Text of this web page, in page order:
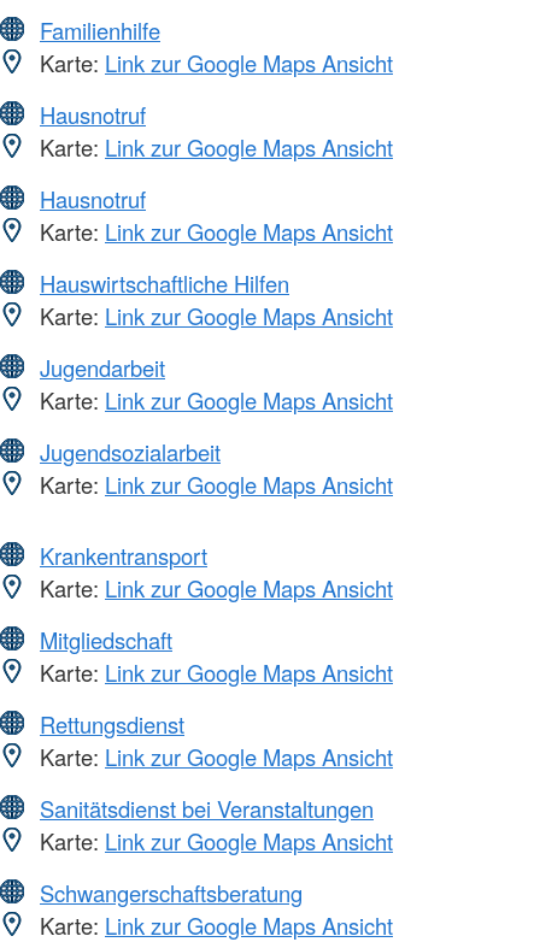
Familienhilfe
Karte: Link zur Google Maps Ansicht
Hausnotruf
Karte: Link zur Google Maps Ansicht
Hausnotruf
Karte: Link zur Google Maps Ansicht
Hauswirtschaftliche Hilfen
Karte: Link zur Google Maps Ansicht
Jugendarbeit
Karte: Link zur Google Maps Ansicht
Jugendsozialarbeit
Karte: Link zur Google Maps Ansicht
Krankentransport
Karte: Link zur Google Maps Ansicht
Mitgliedschaft
Karte: Link zur Google Maps Ansicht
Rettungsdienst
Karte: Link zur Google Maps Ansicht
Sanitätsdienst bei Veranstaltungen
Karte: Link zur Google Maps Ansicht
Schwangerschaftsberatung
Karte: Link zur Google Maps Ansicht